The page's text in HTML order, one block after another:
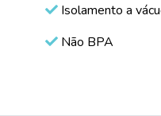
Isolamento a
Não BPA